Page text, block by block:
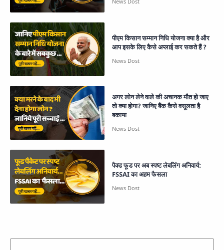
पीएम किसान सम्मान निधि योजना क्या है और
आप इसके लिए कैसे अप्लाई कर सकते हैं ?
अगर लोन लेने वाले की अचानक मौत हो जाए
तो क्या होगा? जानिए बैंक कैसे वसूलता है
बकाया
पैक्ड फूड पर अब स्पष्ट लेबलिंग अनिवार्य:
FSSAI का अहम फैसला